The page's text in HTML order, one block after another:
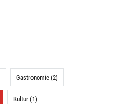
Gastronomie (2)
Kultur (1)